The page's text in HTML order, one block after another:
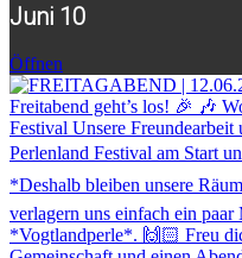
Juni 10
Öffnen